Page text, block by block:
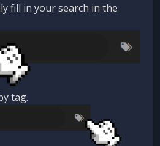
fill in your search in the
tag.